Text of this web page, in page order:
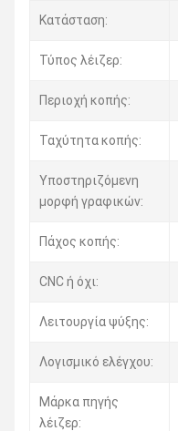
Κατάσταση:
Τύπος λέιζερ:
Περιοχή κοπής:
Ταχύτητα κοπής:
Υποστηριζόμενη
μορφή γραφικών:
Πάχος κοπής:
CNC ή όχι:
Λειτουργία ψύξης:
Λογισμικό ελέγχου:
Μάρκα πηγής
λέιζερ: